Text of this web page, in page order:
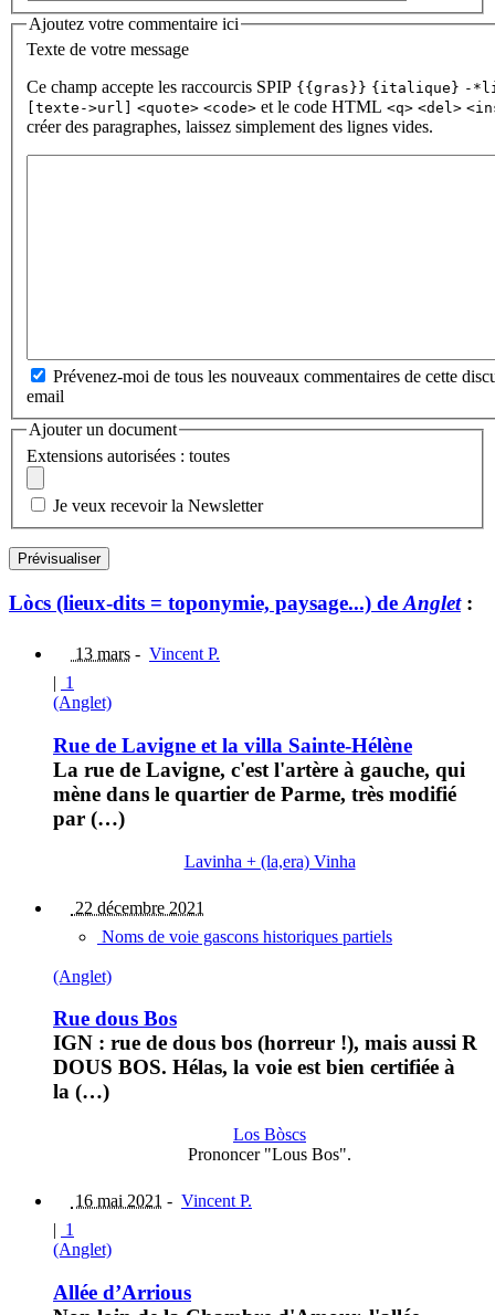
Ajoutez votre commentaire ici
Texte de votre message
Ce champ accepte les raccourcis SPIP {{gras}} {italique} -
[texte->url]
<quote> <code> et le code HTML <q> <del>
créer des paragraphes, laissez simplement des lignes vides.
Prévenez-moi de tous les nouveaux commentaires de cette
email
Ajouter un document
Extensions autorisées : toutes
Je veux recevoir la Newsletter
Lòcs (lieux-dits = toponymie, paysage...) de Anglet:
13 mars - Vincent P.
| 1
(Anglet)
Rue de Lavigne et la villa Sainte-Hélène
La rue de Lavigne, c'est l'artère à gauche, qui
mène dans le quartier de Parme, très modifié
par (…)
Lavinha + (la,era) Vinha
22 décembre 2021
Noms de voie gascons historiques partiels
(Anglet)
Rue dous Bos
IGN : rue de dous bos (horreur !), mais aussi R
DOUS BOS. Hélas, la voie est bien certifiée à
la (…)
Los Bòscs
Prononcer "Lous Bos".
16 mai 2021 - Vincent P.
| 1
(Anglet)
Allée d’Arrious